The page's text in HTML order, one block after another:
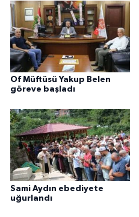
Of Müftüsü Yakup Belen
göreve başladı
Sami Aydın ebediyete
uğurlandı